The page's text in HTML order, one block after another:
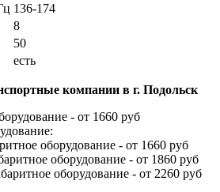
136-174
8
50
есть
компании в г. Подольск
- от 1660 руб
оборудование - от 1660 руб
оборудование - от 1860 руб
оборудование - от 2260 руб